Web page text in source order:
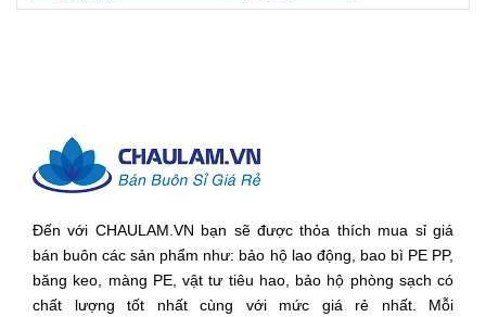
Đến với CHAULAM.VN bạn sẽ được thỏa thích mua sỉ giá
bán buôn các sản phẩm như: bảo hộ lao động, bao bì PE PP,
băng keo, màng PE, vật tư tiêu hao, bảo hộ phòng sạch có
chất lượng tốt nhất cùng với mức giá rẻ nhất. Mỗi